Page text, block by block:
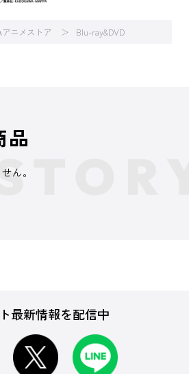
ニメストア Blu-ray&DVD
品
ん。
最新情報を配信中